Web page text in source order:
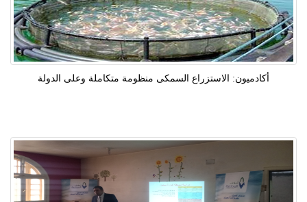
أكادميون: الاستزراع السمكى منظومة متكاملة وعلى الدولة